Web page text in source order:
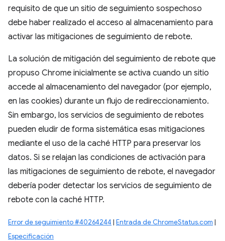
requisito de que un sitio de seguimiento sospechoso
debe haber realizado el acceso al almacenamiento para
activar las mitigaciones de seguimiento de rebote.
La solución de mitigación del seguimiento de rebote que
propuso Chrome inicialmente se activa cuando un sitio
accede al almacenamiento del navegador (por ejemplo,
en las cookies) durante un flujo de redireccionamiento.
Sin embargo, los servicios de seguimiento de rebotes
pueden eludir de forma sistemática esas mitigaciones
mediante el uso de la caché HTTP para preservar los
datos. Si se relajan las condiciones de activación para
las mitigaciones de seguimiento de rebote, el navegador
debería poder detectar los servicios de seguimiento de
rebote con la caché HTTP.
Error de seguimiento #40264244 | Entrada de ChromeStatus.com |
Especificación